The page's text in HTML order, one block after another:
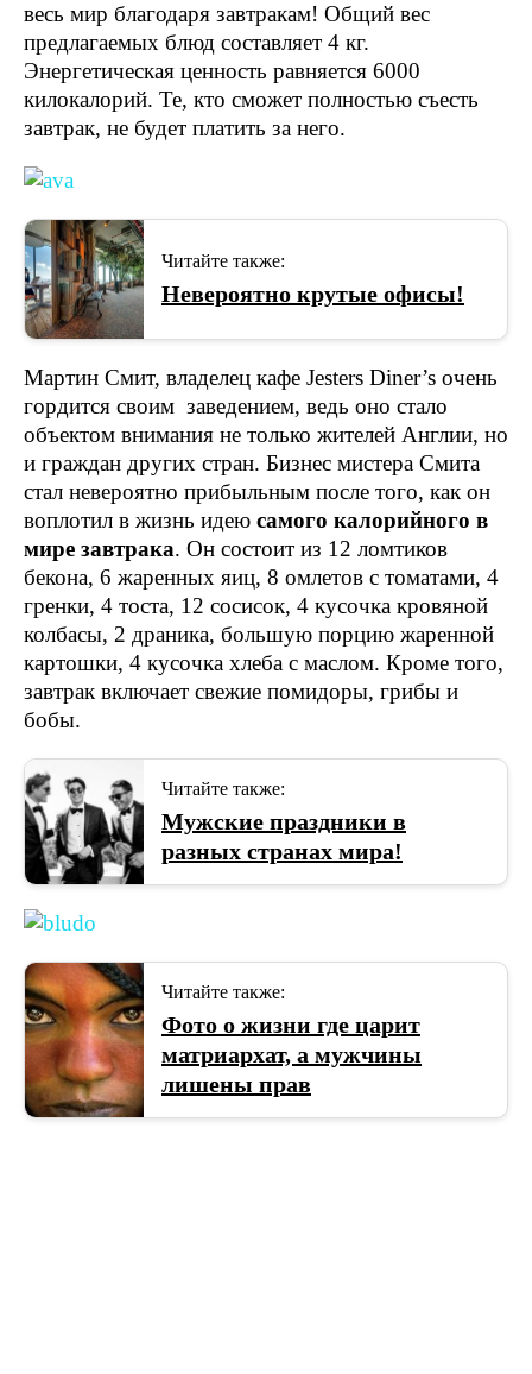
весь мир благодаря завтракам! Общий вес
предлагаемых блюд составляет 4 кг.
Энергетическая ценность равняется 6000
килокалорий. Те, кто сможет полностью съесть
завтрак, не будет платить за него.
Читайте также:
Невероятно крутые офисы!
Мартин Смит, владелец кафе Jesters Diner’s очень
гордится своим заведением, ведь оно стало
объектом внимания не только жителей Англии, но
и граждан других стран. Бизнес мистера Смита
стал невероятно прибыльным после того, как он
воплотил в жизнь идею самого калорийного в
мире завтрака. Он состоит из 12 ломтиков
бекона, 6 жаренных яиц, 8 омлетов с томатами, 4
гренки, 4 тоста, 12 сосисок, 4 кусочка кровяной
колбасы, 2 драника, большую порцию жаренной
картошки, 4 кусочка хлеба с маслом. Кроме того,
завтрак включает свежие помидоры, грибы и
бобы.
Читайте также:
Мужские праздники в
разных странах мира!
Читайте также:
Фото о жизни где царит
матриархат, а мужчины
лишены прав